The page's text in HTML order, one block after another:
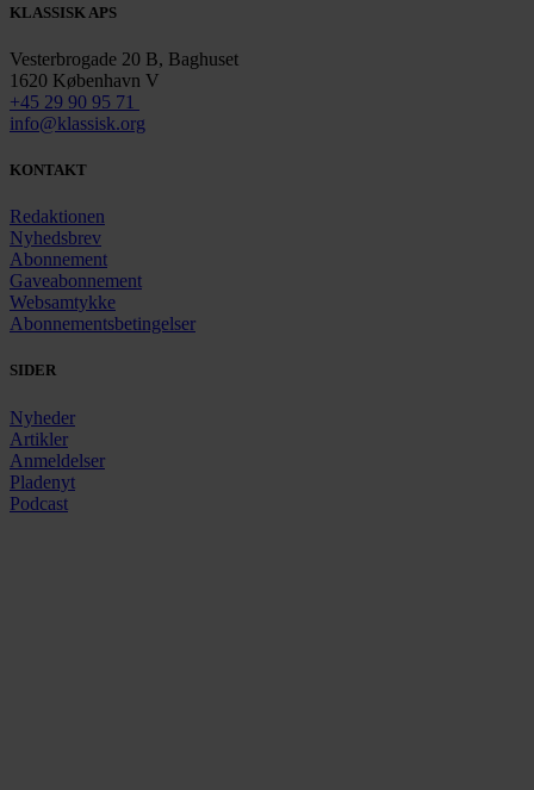
KLASSISK APS
Vesterbrogade 20 B, Baghuset
1620 København V
+45 29 90 95 71
info@klassisk.org
KONTAKT
Redaktionen
Nyhedsbrev
Abonnement
Gaveabonnement
Websamtykke
Abonnementsbetingelser
SIDER
Nyheder
Artikler
Anmeldelser
Pladenyt
Podcast